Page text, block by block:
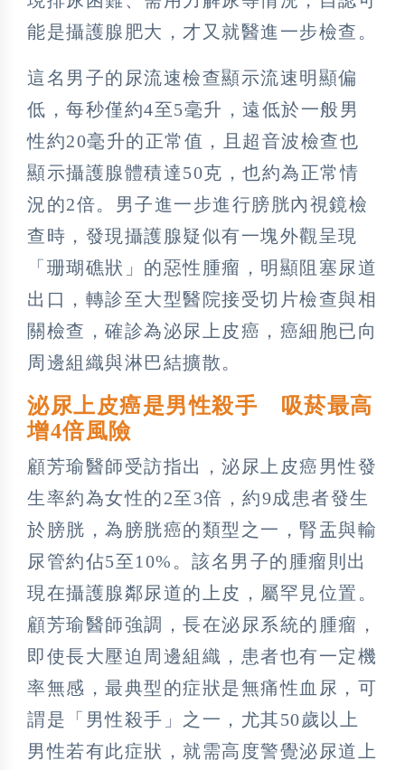
能是攝護腺肥大，才又就醫進一步檢查。
這名男子的尿流速檢查顯示流速明顯偏
低，每秒僅約4至5毫升，遠低於一般男
性約20毫升的正常值，且超音波檢查也
顯示攝護腺體積達50克，也約為正常情
況的2倍。男子進一步進行膀胱內視鏡檢
查時，發現攝護腺疑似有一塊外觀呈現
「珊瑚礁狀」的惡性腫瘤，明顯阻塞尿道
出口，轉診至大型醫院接受切片檢查與相
關檢查，確診為泌尿上皮癌，癌細胞已向
周邊組織與淋巴結擴散。
泌尿上皮癌是男性殺手 吸菸最高
增4倍風險
顧芳瑜醫師受訪指出，泌尿上皮癌男性發
生率約為女性的2至3倍，約9成患者發生
於膀胱，為膀胱癌的類型之一，腎盂與輸
尿管約佔5至10%。該名男子的腫瘤則出
現在攝護腺鄰尿道的上皮，屬罕見位置。
顧芳瑜醫師強調，長在泌尿系統的腫瘤，
即使長大壓迫周邊組織，患者也有一定機
率無感，最典型的症狀是無痛性血尿，可
謂是「男性殺手」之一，尤其50歲以上
男性若有此症狀，就需高度警覺泌尿道上